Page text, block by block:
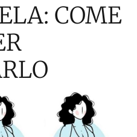
COME